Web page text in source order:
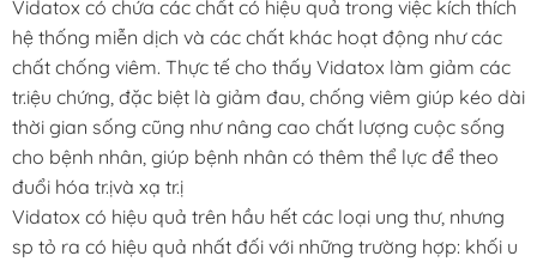
Vidatox có chứa các chất có hiệu quả trong việc kích thích
hệ thống miễn dịch và các chất khác hoạt động như các
chất chống viêm. Thực tế cho thấy Vidatox làm giảm các
tr.iệu chứng, đặc biệt là giảm đau, chống viêm giúp kéo dài
thời gian sống cũng như nâng cao chất lượng cuộc sống
cho bệnh nhân, giúp bệnh nhân có thêm thể lực để theo
đuổi hóa tr.ịvà xạ tr.ị
Vidatox có hiệu quả trên hầu hết các loại ung thư, nhưng
sp tỏ ra có hiệu quả nhất đối với những trường hợp: khối u